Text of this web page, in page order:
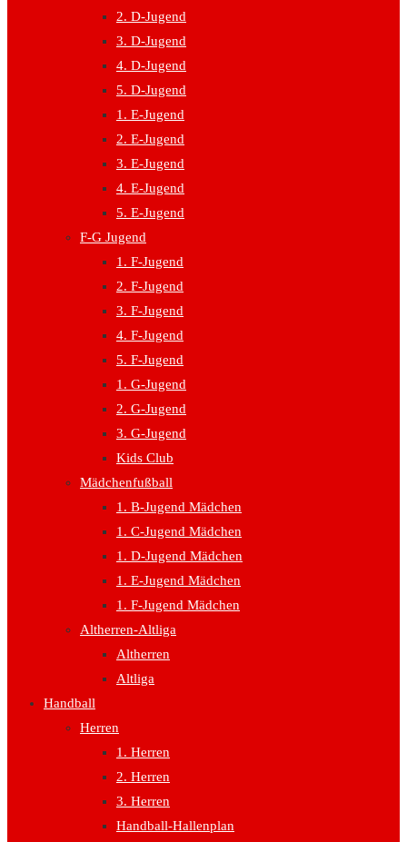
2. D-Jugend
3. D-Jugend
4. D-Jugend
5. D-Jugend
1. E-Jugend
2. E-Jugend
3. E-Jugend
4. E-Jugend
5. E-Jugend
F-G Jugend
1. F-Jugend
2. F-Jugend
3. F-Jugend
4. F-Jugend
5. F-Jugend
1. G-Jugend
2. G-Jugend
3. G-Jugend
Kids Club
Mädchenfußball
1. B-Jugend Mädchen
1. C-Jugend Mädchen
1. D-Jugend Mädchen
1. E-Jugend Mädchen
1. F-Jugend Mädchen
Altherren-Altliga
Altherren
Altliga
Handball
Herren
1. Herren
2. Herren
3. Herren
Handball-Hallenplan